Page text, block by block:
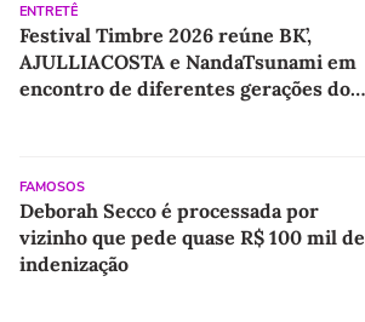
ENTRETÊ
Festival Timbre 2026 reúne BK’,
AJULLIACOSTA e NandaTsunami em
encontro de diferentes gerações do
FAMOSOS
Deborah Secco é processada por
vizinho que pede quase R$ 100 mil de
indenização